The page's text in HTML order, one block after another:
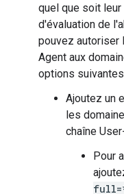
quel que soit
d'évaluation de
pouvez autoriser
Agent aux
options
Ajoutez un
les
chaîne
Pour